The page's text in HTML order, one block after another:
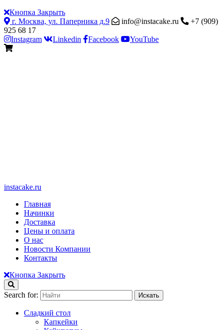
Кнопка Закрыть
г. Москва, ул. Паперника д.9
info@instacake.ru
+7 (909)
925 68 17
Instagram
Linkedin Facebook YouTube
instacake.ru
Главная
Начинки
Доставка
Цены и оплата
О нас
Новости Компании
Контакты
Кнопка Закрыть
Search for:
Сладкий стол
Капкейки